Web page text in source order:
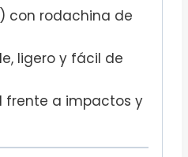
con rodachina de
ligero y fácil de
frente a impactos y